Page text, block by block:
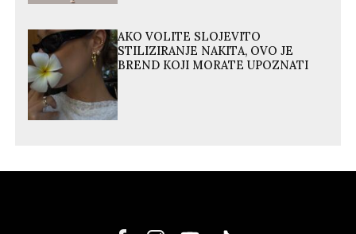
AKO VOLITE SLOJEVITO
STILIZIRANJE NAKITA, OVO JE
BREND KOJI MORATE UPOZNATI